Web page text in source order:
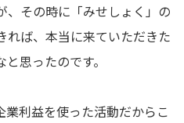
、その時に「みせしょく」の
れば、本当に来ていただきた
思ったのです。
利益を使った活動だからこ